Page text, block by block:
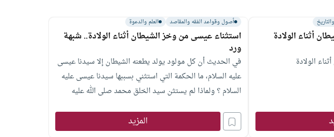
أثناء الولادة
الولادة
أصول وقواعد الفقه والمقاصد العلم والدعوة
استثناء عيسى من وخز الشيطان أثناء الولادة.. شبهة
ورد
في الحديث أن كل مولود يولد يطعنه الشيطان إلا سيدنا عيسى
عليه السلام، ما الحكمة التي استثني بسببها سيدنا عيسى عليه
السلام ؟ ولماذا لم يستثن سيد الخلق محمد صلى الله عليه
المزيد